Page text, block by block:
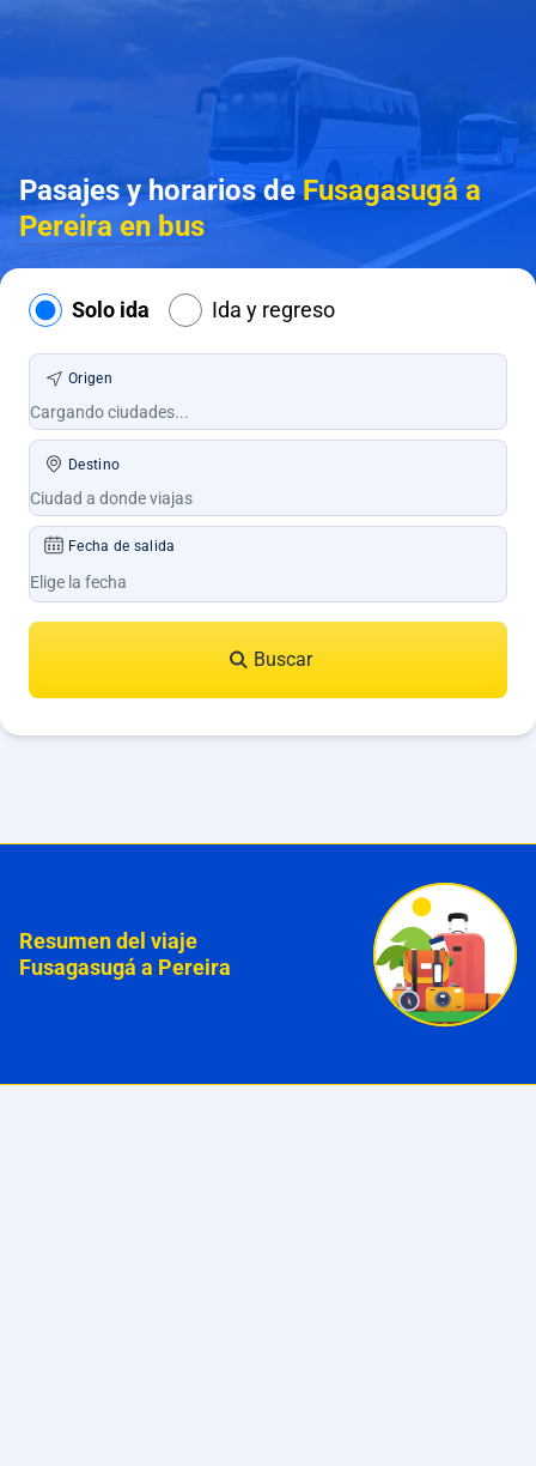
Pasajes y horarios deFusagasugá a
Pereira en bus
Solo ida Ida y regreso
Origen
Destino
Fecha de salida
Buscar
Resumen del viaje
Fusagasugá a Pereira